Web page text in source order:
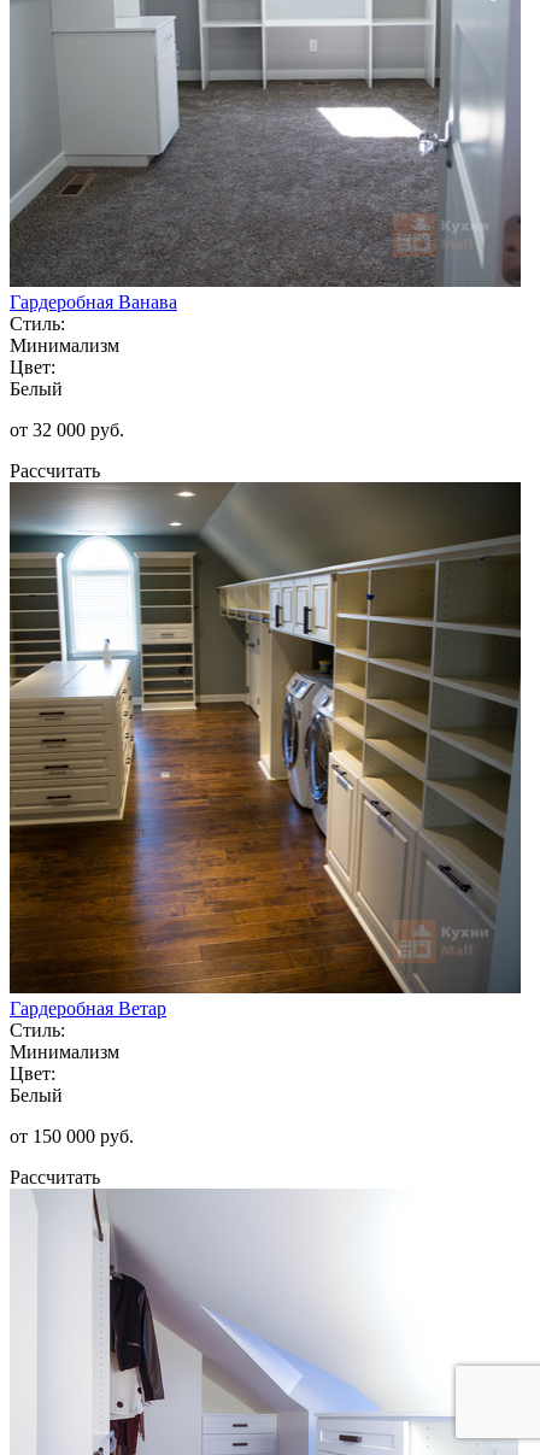
Гардеробная Ванава
Стиль:
Минимализм
Цвет:
Белый
от 32 000 руб.
Рассчитать
Гардеробная Ветар
Стиль:
Минимализм
Цвет:
Белый
от 150 000 руб.
Рассчитать